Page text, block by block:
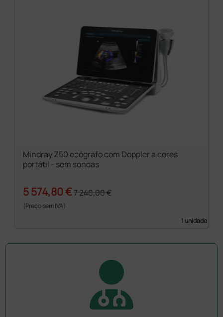
Mindray Z50 ecógrafo com Doppler a cores
portátil - sem sondas
5 574,80 €7 240,00 €
(Preço sem IVA)
1 unidade